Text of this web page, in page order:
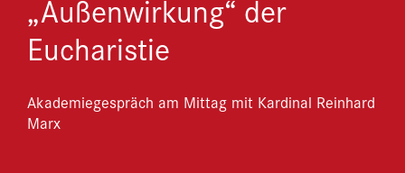
„Außenwirkung“ der
Eucharistie
Akademiegespräch am Mittag mit Kardinal Reinhard
Marx